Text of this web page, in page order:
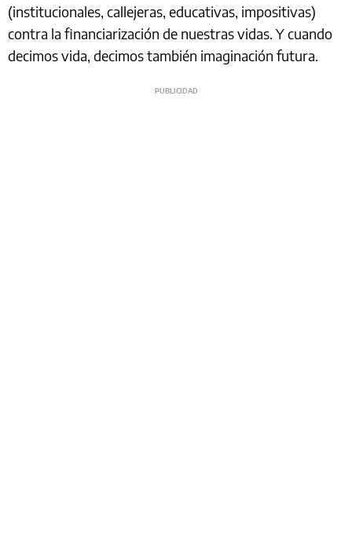
(institucionales, callejeras, educativas, impositivas)
contra la financiarización de nuestras vidas. Y cuando
decimos vida, decimos también imaginación futura.